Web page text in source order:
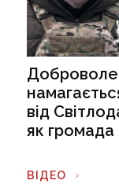
від
як громада
ВІДЕО